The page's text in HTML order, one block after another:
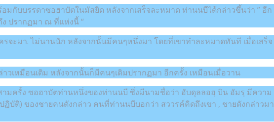
กับบรรดาซอฮาบัตในมัสยิด หลังจากเสร็จละหมาด ท่านนบีได้กล่าวขึ้นว่า ” อีก
ปรากฏมา ณ ที่แห่งนี้ “
รจะมา. ไม่นานนัก หลังจากนั้นมีคนๆหนึ่งมา โดยที่เขาทำละหมาดทันที เมื่อเสร็จ
วเหมือนเดิม หลังจากนั้นก็มีคนๆเดิมปรากฏมา อีกครั้ง เหมือนเมื่อวาน
มครั้ง ซอฮาบัตท่านหนึ่งของท่านนบี ซึ่งมีนามชื่อว่า อับดุลลอฮฺ บิน อัมรฺ มีความ
ฏิบัติ) ของชายคนดังกล่าว คนที่ท่านนบีบอกว่า สววรค์คิดถึงเขา , ชายดังกล่าวมา